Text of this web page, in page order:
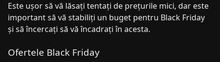
Este ușor să vă lăsați tentați de prețurile mici, dar este
important să vă stabiliți un buget pentru Black Friday
și să încercați să vă încadrați în acesta.
Ofertele Black Friday